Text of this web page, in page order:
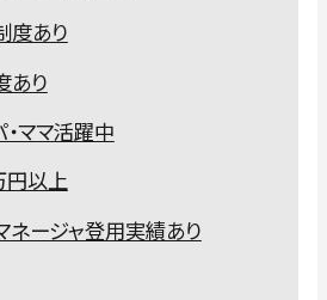
度あり
あり
ママ活躍中
円以上
ネージャ登用実績あり